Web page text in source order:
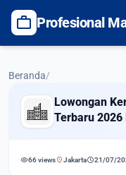
work Profesional
Beranda/
Lowongan
Terbaru 2026
visibility66 viewslocation_onJakartaschedule21/07/